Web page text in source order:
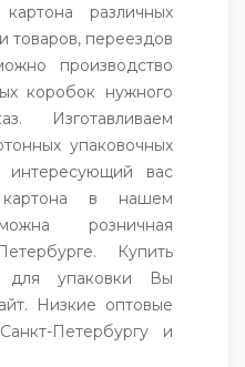
различных
товаров, переездов
производство
коробок нужного
Изготавливаем
упаковочных
интересующий вас
картона в нашем
розничная
Купить
для упаковки Вы
Низкие оптовые
Петербургу и